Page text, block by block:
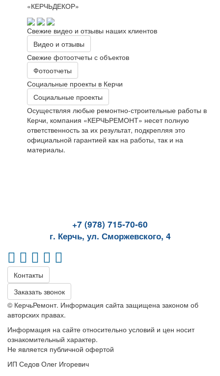
«КЕРЧЬДЕКОР»
Свежие видео и отзывы наших клиентов
Видео и отзывы
Свежие фотоотчеты с объектов
Фотоотчеты
Социальные проекты в Керчи
Социальные проекты
Осуществляя любые ремонтно-строительные работы в
Керчи, компания «КЕРЧЬРЕМОНТ» несет полную
ответственность за их результат, подкрепляя это
официальной гарантией как на работы, так и на
материалы.
+7 (978) 715-70-60
г. Керчь, ул. Сморжевского, 4
Контакты
Заказать звонок
© КерчьРемонт. Информация сайта защищена законом об
авторских правах.
Информация на сайте относительно условий и цен носит
ознакомительный характер.
Не является публичной офертой
ИП Седов Олег Игоревич